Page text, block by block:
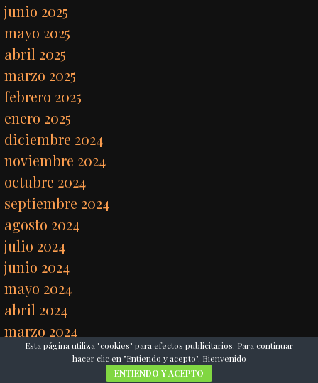
junio 2025
mayo 2025
abril 2025
marzo 2025
febrero 2025
enero 2025
diciembre 2024
noviembre 2024
octubre 2024
septiembre 2024
agosto 2024
julio 2024
junio 2024
mayo 2024
abril 2024
marzo 2024
febrero 2024
Esta página utiliza "cookies" para efectos publicitarios. Para continuar
hacer clic en "Entiendo y acepto". Bienvenido
ENTIENDO Y ACEPTO